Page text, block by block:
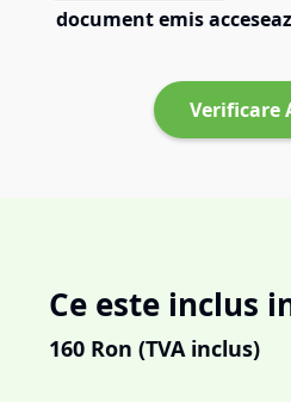
document emis
Verificare
Ce este inclus
160 Ron (TVA inclus)